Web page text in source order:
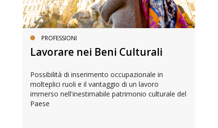
PROFESSIONI
Lavorare nei Beni Culturali
Possibilità di inserimento occupazionale in
molteplici ruoli e il vantaggio di un lavoro
immerso nell'inestimabile patrimonio culturale del
Paese